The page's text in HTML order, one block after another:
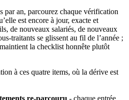
par an, parcourez chaque vérification
est encore à jour, exacte et
de nouveaux salariés, de nouveaux
traitants se glissent au fil de l’année ;
la checklist honnête plutôt
à ces quatre items, où la dérive est